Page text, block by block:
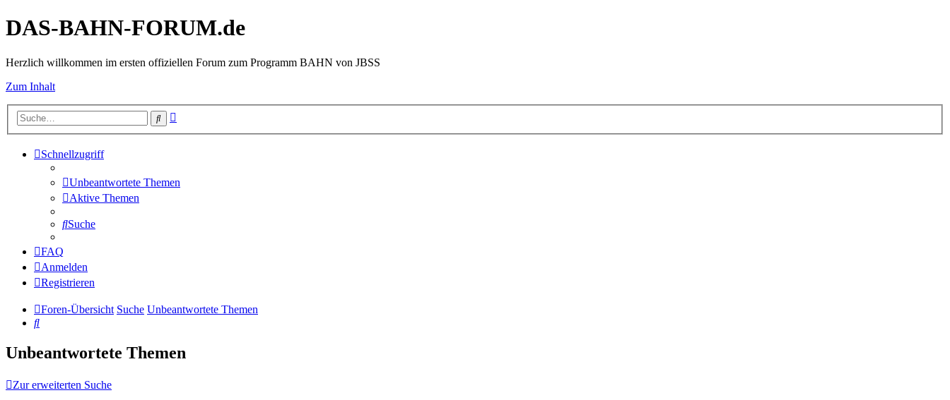
DAS-BAHN-FORUM.de
Herzlich willkommen im ersten offiziellen Forum zum Programm BAHN von JBSS
Zum Inhalt
Suche
Schnellzugriff
Unbeantwortete Themen
Aktive Themen
Suche
FAQ
Anmelden
Registrieren
Foren-Übersicht Suche Unbeantwortete Themen
Suche
Unbeantwortete Themen
Zur erweiterten Suche